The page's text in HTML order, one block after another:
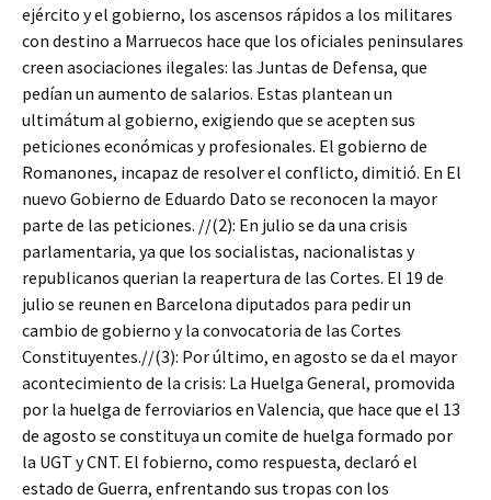
ejército y el gobierno, los ascensos rápidos a los militares
con destino a Marruecos hace que los oficiales peninsulares
creen asociaciones ilegales: las Juntas de Defensa, que
pedían un aumento de salarios. Estas plantean un
ultimátum al gobierno, exigiendo que se acepten sus
peticiones económicas y profesionales. El gobierno de
Romanones, incapaz de resolver el conflicto, dimitió. En El
nuevo Gobierno de Eduardo Dato se reconocen la mayor
parte de las peticiones. //(2): En julio se da una crisis
parlamentaria, ya que los socialistas, nacionalistas y
republicanos querian la reapertura de las Cortes. El 19 de
julio se reunen en Barcelona diputados para pedir un
cambio de gobierno y la convocatoria de las Cortes
Constituyentes.//(3): Por último, en agosto se da el mayor
acontecimiento de la crisis: La Huelga General, promovida
por la huelga de ferroviarios en Valencia, que hace que el 13
de agosto se constituya un comite de huelga formado por
la UGT y CNT. El fobierno, como respuesta, declaró el
estado de Guerra, enfrentando sus tropas con los